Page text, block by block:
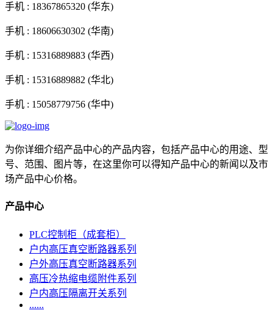
手机 : 18367865320 (华东)
手机 : 18606630302 (华南)
手机 : 15316889883 (华西)
手机 : 15316889882 (华北)
手机 : 15058779756 (华中)
为你详细介绍产品中心的产品内容，包括产品中心的用途、型
号、范围、图片等，在这里你可以得知产品中心的新闻以及市
场产品中心价格。
产品中心
PLC控制柜（成套柜）
户内高压真空断路器系列
户外高压真空断路器系列
高压冷热缩电缆附件系列
户内高压隔离开关系列
......